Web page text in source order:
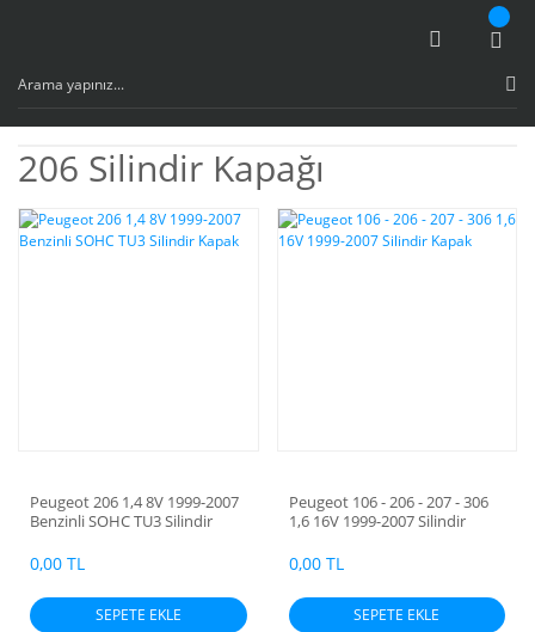
206 Silindir Kapağı
Peugeot 206 1,4 8V 1999-2007
Benzinli SOHC TU3 Silindir
0,00 TL
SEPETE EKLE
Peugeot 106 - 206 - 207 - 306
1,6 16V 1999-2007 Silindir
0,00 TL
SEPETE EKLE